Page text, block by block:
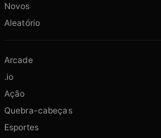
Novos
Aleatório
Arcade
.io
Ação
Quebra-cabeças
Esportes